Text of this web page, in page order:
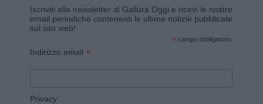
Iscriviti alla newsletter di Gallura Oggi e ricevi le nostre
email periodiche contenenti le ultime notizie pubblicate
sul sito web!
* campo obbligatorio
Indirizzo email *
Privacy